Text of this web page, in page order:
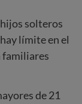
solteros
límite en el
familiares
de 21